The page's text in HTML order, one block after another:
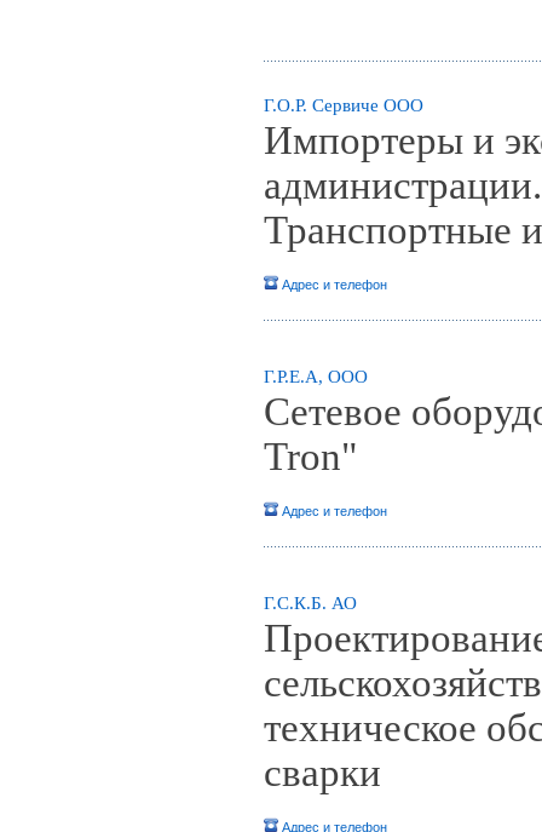
Г.О.Р. Сервиче ООО
Импортеры и
Транспортные
Адрес и телефон
Г.Р.Е.А, ООО
Сетевое
Tron"
Адрес и телефон
Г.С.К.Б. АО
техническое
сварки
Адрес и телефон